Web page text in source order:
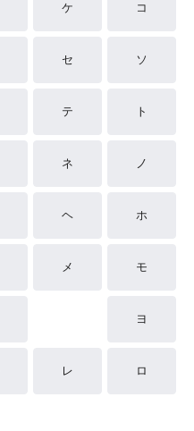
ケ コ
セ ソ
テ ト
ネ ノ
ヘ ホ
メ モ
ヨ
レ ロ